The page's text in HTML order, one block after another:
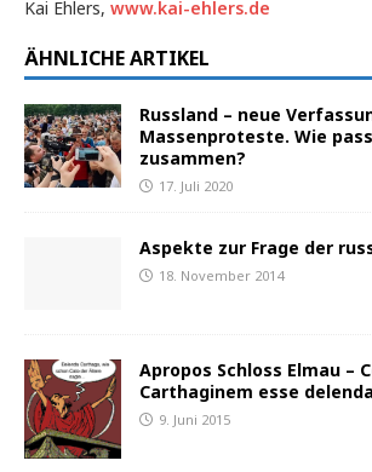
Kai Ehlers, www.kai-ehlers.de
ÄHNLICHE ARTIKEL
Russland – neue
Massenproteste. Wie
zusammen?
17. Juli 2020
Aspekte zur Frage der
18. November 2014
Apropos Schloss Elmau –
Carthaginem esse
9. Juni 2015